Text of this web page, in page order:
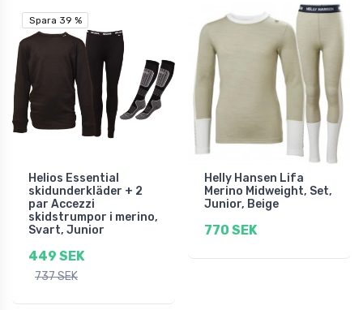
Spara 39 %
Spara 39 %
Helios Essential
skidunderkläder + 2
par Accezzi
skidstrumpor i merino,
Svart, Junior
449 SEK
737 SEK
Helly Hansen Lifa
Merino Midweight, Set,
Junior, Beige
770 SEK